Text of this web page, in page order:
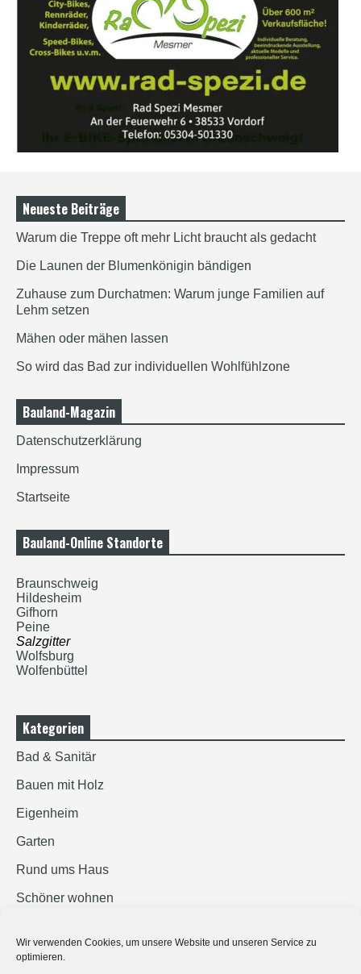
Wir verwenden Cookies, um unsere Website und unseren Service zu
optimieren.
Neueste Beiträge
Warum die Treppe oft mehr Licht braucht als gedacht
Die Launen der Blumenkönigin bändigen
Zuhause zum Durchatmen: Warum junge Familien auf
Lehm setzen
Mähen oder mähen lassen
So wird das Bad zur individuellen Wohlfühlzone
Bauland-Magazin
Datenschutzerklärung
Impressum
Startseite
Bauland-Online Standorte
Braunschweig
Hildesheim
Gifhorn
Peine
Salzgitter
Wolfsburg
Wolfenbüttel
Kategorien
Bad & Sanitär
Bauen mit Holz
Eigenheim
Garten
Rund ums Haus
Schöner wohnen